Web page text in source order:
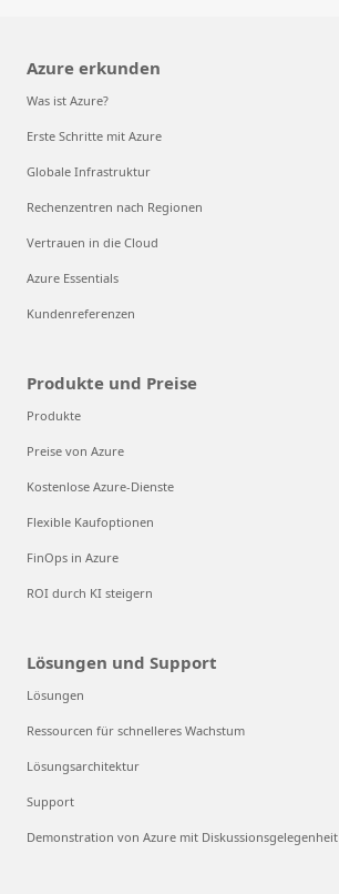
Azure erkunden
Was ist Azure?
Erste Schritte mit Azure
Globale Infrastruktur
Rechenzentren nach Regionen
Vertrauen in die Cloud
Azure Essentials
Kundenreferenzen
Produkte und Preise
Produkte
Preise von Azure
Kostenlose Azure-Dienste
Flexible Kaufoptionen
FinOps in Azure
ROI durch KI steigern
Lösungen und Support
Lösungen
Ressourcen für schnelleres Wachstum
Lösungsarchitektur
Support
Demonstration von Azure mit Diskussionsgelegenheit